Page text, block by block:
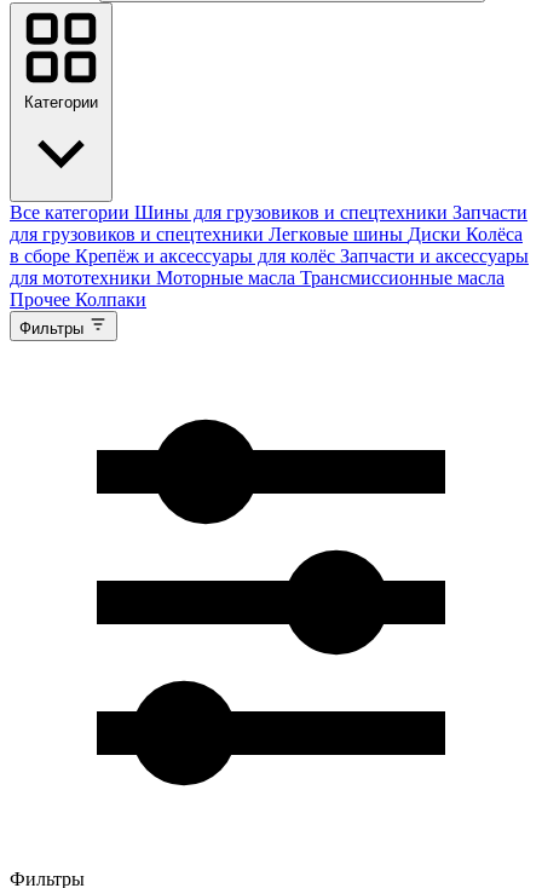
Категории
Все категории Шины для грузовиков и спецтехники Запчасти
для грузовиков и спецтехники Легковые шины Диски Колёса
в сборе Крепёж и аксессуары для колёс Запчасти и аксессуары
для мототехники Моторные масла Трансмиссионные масла
Прочее Колпаки
Фильтры
Фильтры